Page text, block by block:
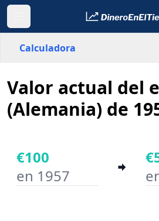
Calculadora
Alemania
País
Año inicial
Valor actual del
(Alemania) de
€100
en 1957